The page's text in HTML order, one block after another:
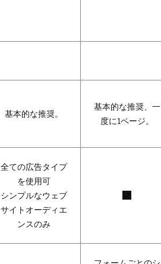
基本的な推奨。
基本的な推奨、一
度に1ページ。
全ての広告タイプ
を使用可
シンプルなウェブ
サイトオーディエ
ンスのみ